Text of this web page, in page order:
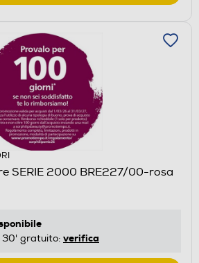
SERIE 2000 BRE227/00-rosa
30' gratuito: verifica